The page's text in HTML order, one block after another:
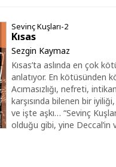
Sevinç Kuşları-2
Kısas
Sezgin Kaymaz
Kısas’ta aslında en çok
anlatıyor. En kötüsünden
Acımasızlığı, nefreti,
karşısında bilenen bir
ve işte aşkı… “Sevinç
olduğu gibi, yine Deccal’in